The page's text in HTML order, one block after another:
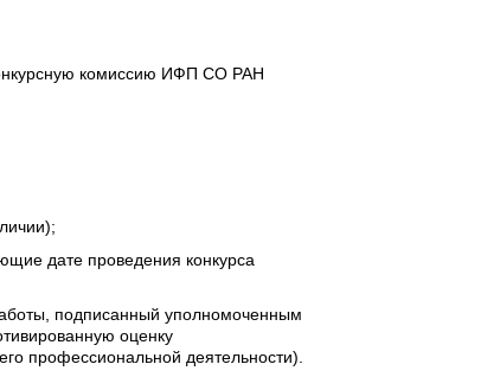
комиссию ИФП СО РАН
дате проведения конкурса
подписанный уполномоченным
оценку
профессиональной деятельности).